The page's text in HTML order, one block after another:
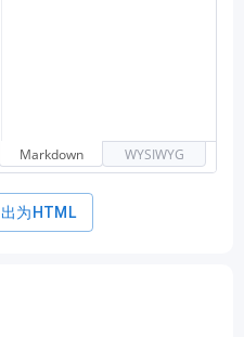
Markdown WYSIWYG
为HTML